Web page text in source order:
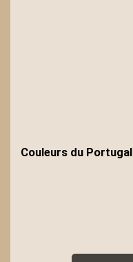
Couleurs du Portugal